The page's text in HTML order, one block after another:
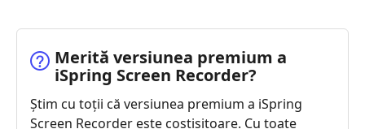
Merită versiunea premium a
iSpring Screen Recorder?
Știm cu toții că versiunea premium a iSpring
Screen Recorder este costisitoare. Cu toate